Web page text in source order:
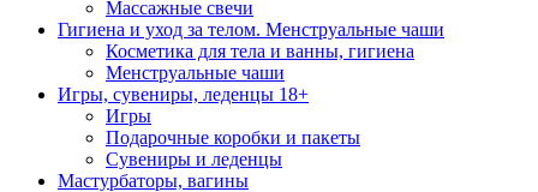
Массажные свечи
Гигиена и уход за телом. Менструальные чаши
Косметика для тела и ванны, гигиена
Менструальные чаши
Игры, сувениры, леденцы 18+
Игры
Подарочные коробки и пакеты
Сувениры и леденцы
Мастурбаторы, вагины